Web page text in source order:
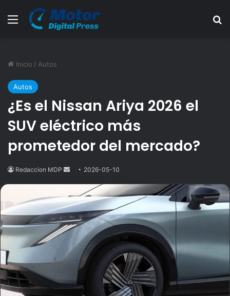
Menú
Inicio / Autos
Autos
¿Es el Nissan Ariya 2026 el
SUV eléctrico más
prometedor del mercado?
Redaccion MDP
Send
email
2026-05-10